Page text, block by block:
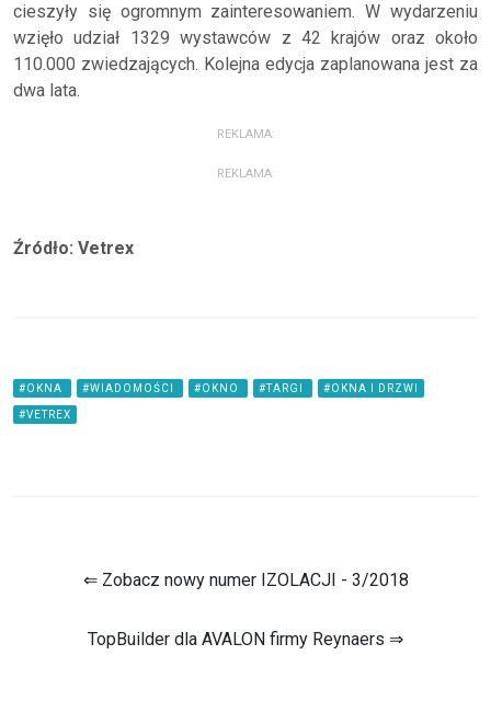
cieszyły się ogromnym zainteresowaniem. W wydarzeniu
wzięło udział 1329 wystawców z 42 krajów oraz około
110.000 zwiedzających. Kolejna edycja zaplanowana jest za
dwa lata.
REKLAMA:
REKLAMA:
Źródło: Vetrex
#OKNA #WIADOMOŚCI #OKNO #TARGI #OKNA I DRZWI
#VETREX
⇐ Zobacz nowy numer IZOLACJI - 3/2018
TopBuilder dla AVALON firmy Reynaers ⇒